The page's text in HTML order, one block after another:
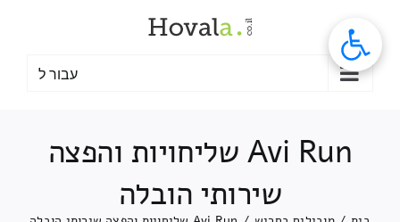
עבור ל
Avi Run שליחויות והפצה
שירותי הובלה